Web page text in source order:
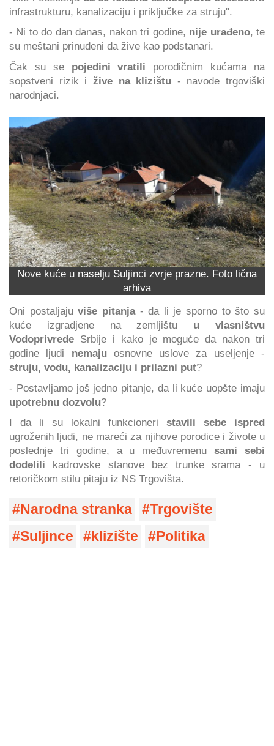
infrastrukturu, kanalizaciju i priključke za struju".
- Ni to do dan danas, nakon tri godine, nije urađeno, te
su meštani prinuđeni da žive kao podstanari.
Čak su se pojedini vratili porodičnim kućama na
sopstveni rizik i žive na klizištu - navode trgoviški
narodnjaci.
Nove kuće u naselju Suljinci zvrje prazne. Foto lična
arhiva
Oni postaljajuviše pitanja - da li je sporno to što su
kuće izgradjene na zemljištu u vlasništvu
Vodoprivrede Srbije i kako je moguće da nakon tri
godine ljudi nemaju osnovne uslove za useljenje -
struju, vodu, kanalizaciju i prilazni put?
- Postavljamo još jedno pitanje, da li kuće uopšte imaju
upotrebnu dozvolu?
I da li su lokalni funkcioneri stavili sebe ispred
ugroženih ljudi, ne mareći za njihove porodice i živote u
poslednje tri godine, a u međuvremenusami sebi
dodelili kadrovske stanove bez trunke srama - u
retoričkom stilu pitaju iz NS Trgovišta.
Narodna stranka
Trgovište
Suljince
klizište Politika